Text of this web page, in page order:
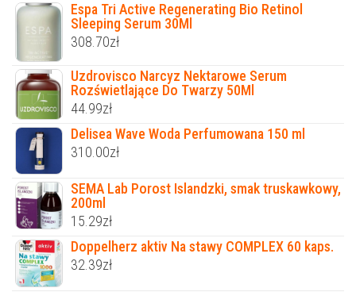
Espa Tri Active Regenerating Bio Retinol
Sleeping Serum 30Ml
308.70zł
Uzdrovisco Narcyz Nektarowe Serum
Rozświetlające Do Twarzy 50Ml
44.99zł
Delisea Wave Woda Perfumowana 150 ml
310.00zł
SEMA Lab Porost Islandzki, smak truskawkowy,
200ml
15.29zł
Doppelherz aktiv Na stawy COMPLEX 60 kaps.
32.39zł